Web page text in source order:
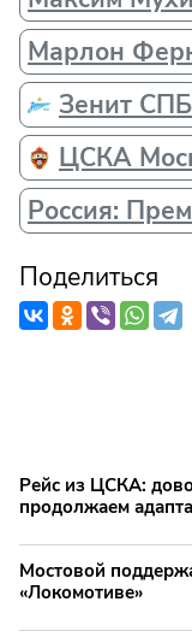
Марлон
Зенит СПБ
ЦСКА
Россия:
Поделиться
Рейс из ЦСКА:
продолжаем
Мостовой
«Локомотиве»